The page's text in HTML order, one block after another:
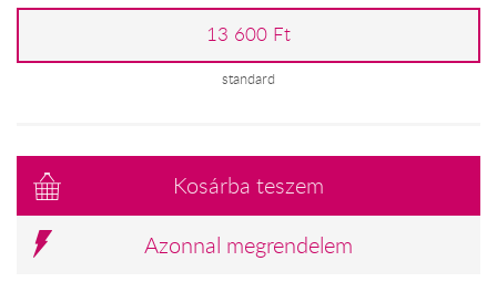
13 600 Ft
standard
Kosárba teszem
Azonnal megrendelem